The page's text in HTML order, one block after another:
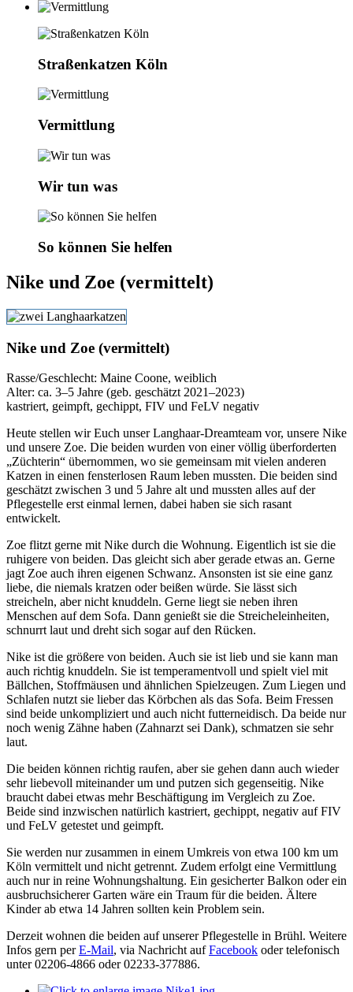
Straßenkatzen Köln
Vermittlung
Wir tun was
So können Sie helfen
Nike und Zoe (vermittelt)
Nike und Zoe (vermittelt)
Rasse/Geschlecht: Maine Coone, weiblich
Alter: ca. 3–5 Jahre (geb. geschätzt 2021–2023)
kastriert, geimpft, gechippt, FIV und FeLV negativ
Heute stellen wir Euch unser Langhaar-Dreamteam vor, unsere Nike
und unsere Zoe. Die beiden wurden von einer völlig überforderten
„Züchterin“ übernommen, wo sie gemeinsam mit vielen anderen
Katzen in einen fensterlosen Raum leben mussten. Die beiden sind
geschätzt zwischen 3 und 5 Jahre alt und mussten alles auf der
Pflegestelle erst einmal lernen, dabei haben sie sich rasant
entwickelt.
Zoe flitzt gerne mit Nike durch die Wohnung. Eigentlich ist sie die
ruhigere von beiden. Das gleicht sich aber gerade etwas an. Gerne
jagt Zoe auch ihren eigenen Schwanz. Ansonsten ist sie eine ganz
liebe, die niemals kratzen oder beißen würde. Sie lässt sich
streicheln, aber nicht knuddeln. Gerne liegt sie neben ihren
Menschen auf dem Sofa. Dann genießt sie die Streicheleinheiten,
schnurrt laut und dreht sich sogar auf den Rücken.
Nike ist die größere von beiden. Auch sie ist lieb und sie kann man
auch richtig knuddeln. Sie ist temperamentvoll und spielt viel mit
Bällchen, Stoffmäusen und ähnlichen Spielzeugen. Zum Liegen und
Schlafen nutzt sie lieber das Körbchen als das Sofa. Beim Fressen
sind beide unkompliziert und auch nicht futterneidisch. Da beide nur
noch wenig Zähne haben (Zahnarzt sei Dank), schmatzen sie sehr
laut.
Die beiden können richtig raufen, aber sie gehen dann auch wieder
sehr liebevoll miteinander um und putzen sich gegenseitig. Nike
braucht dabei etwas mehr Beschäftigung im Vergleich zu Zoe.
Beide sind inzwischen natürlich kastriert, gechippt, negativ auf FIV
und FeLV getestet und geimpft.
Sie werden nur zusammen in einem Umkreis von etwa 100 km um
Köln vermittelt und nicht getrennt. Zudem erfolgt eine Vermittlung
auch nur in reine Wohnungshaltung. Ein gesicherter Balkon oder ein
ausbruchsicherer Garten wäre ein Traum für die beiden. Ältere
Kinder ab etwa 14 Jahren sollten kein Problem sein.
Derzeit wohnen die beiden auf unserer Pflegestelle in Brühl. Weitere
Infos gern perE-Mail, via Nachricht aufFacebook oder telefonisch
unter 02206-4866 oder 02233-377886.